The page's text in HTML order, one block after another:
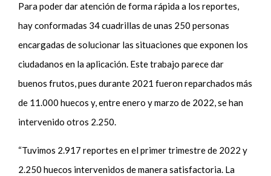
Para poder dar atención de forma rápida a los reportes,
hay conformadas 34 cuadrillas de unas 250 personas
encargadas de solucionar las situaciones que exponen los
ciudadanos en la aplicación. Este trabajo parece dar
buenos frutos, pues durante 2021 fueron reparchados más
de 11.000 huecos y, entre enero y marzo de 2022, se han
intervenido otros 2.250.
“Tuvimos 2.917 reportes en el primer trimestre de 2022 y
2.250 huecos intervenidos de manera satisfactoria. La